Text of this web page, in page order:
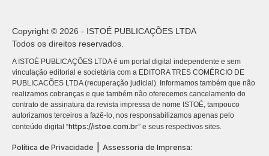
Copyright © 2026 - ISTOÉ PUBLICAÇÕES LTDA
Todos os direitos reservados.
A ISTOÉ PUBLICAÇÕES LTDA é um portal digital independente e sem
vinculação editorial e societária com a EDITORA TRES COMÉRCIO DE
PUBLICACÕES LTDA (recuperação judicial). Informamos também que não
realizamos cobranças e que também não oferecemos cancelamento do
contrato de assinatura da revista impressa de nome ISTOÉ, tampouco
autorizamos terceiros a fazê-lo, nos responsabilizamos apenas pelo
conteúdo digital “https://istoe.com.br” e seus respectivos sites.
Política de Privacidade Assessoria de Imprensa: